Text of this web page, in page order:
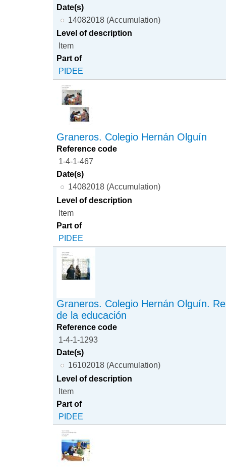
Date(s)
14082018 (Accumulation)
Level of description
Item
Part of
PIDEE
Graneros. Colegio Hernán Olguín
Reference code
1-4-1-467
Date(s)
14082018 (Accumulation)
Level of description
Item
Part of
PIDEE
Graneros. Colegio Hernán Olguín.
de la educación
Reference code
1-4-1-1293
Date(s)
16102018 (Accumulation)
Level of description
Item
Part of
PIDEE